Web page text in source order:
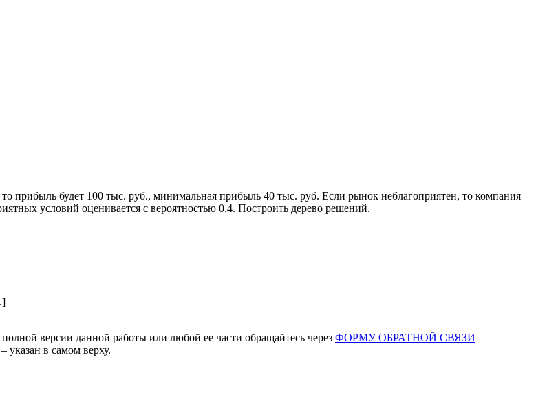
прибыль будет 100 тыс. руб., минимальная прибыль 40 тыс. руб. Если рынок неблагоприятен, то компания
условий оценивается с вероятностью 0,4. Построить дерево решений.
версии данной работы или любой ее части обращайтесь через ФОРМУ ОБРАТНОЙ СВЯЗИ
в самом верху.